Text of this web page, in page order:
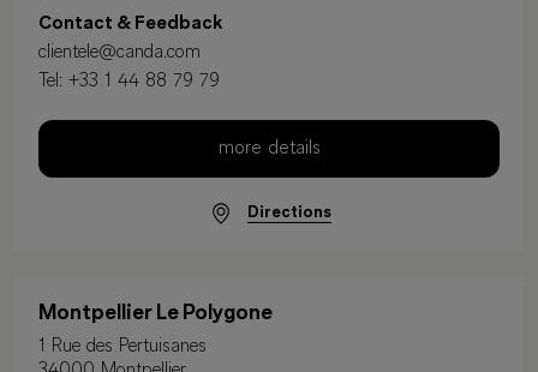
Contact & Feedback
clientele@canda.com
Tel: +33 1 44 88 79 79
more details
Directions
Montpellier Le Polygone
1 Rue des Pertuisanes